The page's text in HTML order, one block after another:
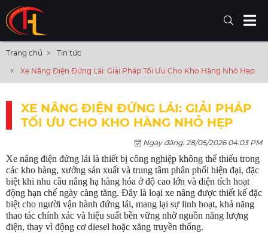
Trang chủ
Tin tức
Xe Nâng Điện Đứng Lái: Giải Pháp Tối Ưu Cho Kho Hàng Nhỏ Hẹp
XE NÂNG ĐIỆN ĐỨNG LÁI: GIẢI PHÁP
TỐI ƯU CHO KHO HÀNG NHỎ HẸP
Ngày đăng: 28/05/2026 04:03 PM
Xe nâng điện đứng lái là thiết bị công nghiệp không thể thiếu trong
các kho hàng, xưởng sản xuất và trung tâm phân phối hiện đại, đặc
biệt khi nhu cầu nâng hạ hàng hóa ở độ cao lớn và diện tích hoạt
động hạn chế ngày càng tăng. Đây là loại xe nâng được thiết kế đặc
biệt cho người vận hành đứng lái, mang lại sự linh hoạt, khả năng
thao tác chính xác và hiệu suất bền vững nhờ nguồn năng lượng
điện, thay vì động cơ diesel hoặc xăng truyền thống.